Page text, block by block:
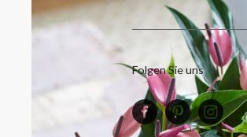
Folgen Sie uns